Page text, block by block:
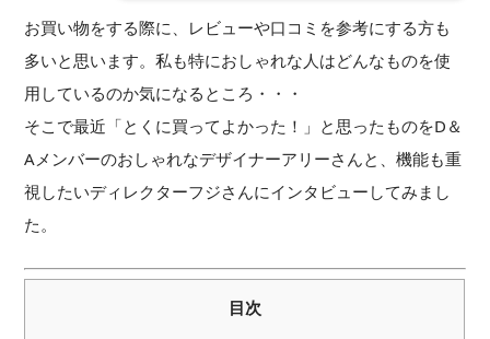
お買い物をする際に、レビューや口コミを参考にする方も
多いと思います。私も特におしゃれな人はどんなものを使
用しているのか気になるところ・・・
そこで最近「とくに買ってよかった！」と思ったものをD＆
Aメンバーのおしゃれなデザイナーアリーさんと、機能も重
視したいディレクターフジさんにインタビューしてみまし
た。
目次